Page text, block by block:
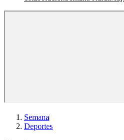
Semana|
Deportes